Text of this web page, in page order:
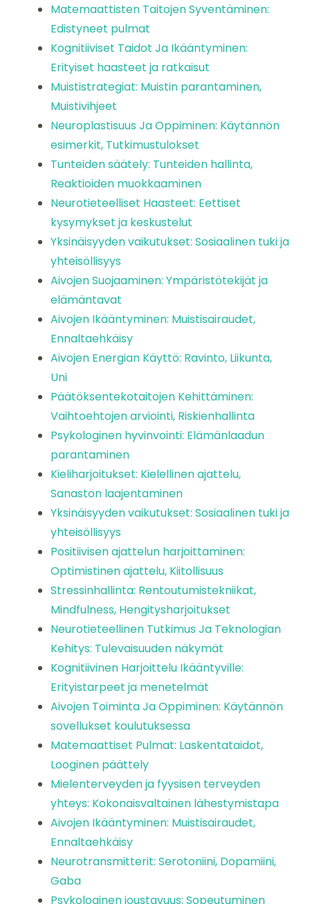
Matemaattisten Taitojen Syventäminen:
Edistyneet pulmat
Kognitiiviset Taidot Ja Ikääntyminen:
Erityiset haasteet ja ratkaisut
Muististrategiat: Muistin parantaminen,
Muistivihjeet
Neuroplastisuus Ja Oppiminen: Käytännön
esimerkit, Tutkimustulokset
Tunteiden säätely: Tunteiden hallinta,
Reaktioiden muokkaaminen
Neurotieteelliset Haasteet: Eettiset
kysymykset ja keskustelut
Yksinäisyyden vaikutukset: Sosiaalinen tuki ja
yhteisöllisyys
Aivojen Suojaaminen: Ympäristötekijät ja
elämäntavat
Aivojen Ikääntyminen: Muistisairaudet,
Ennaltaehkäisy
Aivojen Energian Käyttö: Ravinto, Liikunta,
Uni
Päätöksentekotaitojen Kehittäminen:
Vaihtoehtojen arviointi, Riskienhallinta
Psykologinen hyvinvointi: Elämänlaadun
parantaminen
Kieliharjoitukset: Kielellinen ajattelu,
Sanaston laajentaminen
Yksinäisyyden vaikutukset: Sosiaalinen tuki ja
yhteisöllisyys
Positiivisen ajattelun harjoittaminen:
Optimistinen ajattelu, Kiitollisuus
Stressinhallinta: Rentoutumistekniikat,
Mindfulness, Hengitysharjoitukset
Neurotieteellinen Tutkimus Ja Teknologian
Kehitys: Tulevaisuuden näkymät
Kognitiivinen Harjoittelu Ikääntyville:
Erityistarpeet ja menetelmät
Aivojen Toiminta Ja Oppiminen: Käytännön
sovellukset koulutuksessa
Matemaattiset Pulmat: Laskentataidot,
Looginen päättely
Mielenterveyden ja fyysisen terveyden
yhteys: Kokonaisvaltainen lähestymistapa
Aivojen Ikääntyminen: Muistisairaudet,
Ennaltaehkäisy
Neurotransmitterit: Serotoniini, Dopamiini,
Gaba
Psykologinen joustavuus: Sopeutuminen